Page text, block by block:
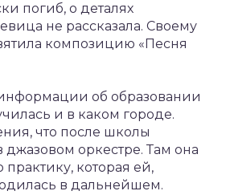
погиб, о деталях
не рассказала. Своему
композицию «Песня
об образовании
и в каком городе.
что после школы
джазовом оркестре. Там она
которая ей,
в дальнейшем.